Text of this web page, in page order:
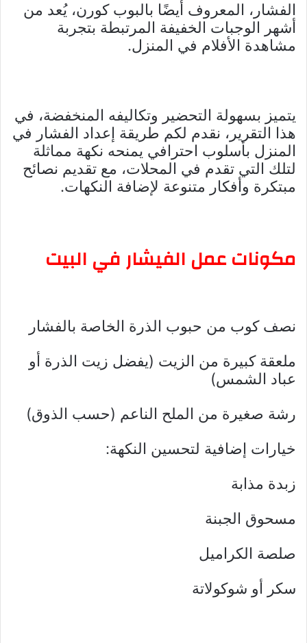
الفشار، المعروف أيضًا بالبوب كورن، يُعد من
أشهر الوجبات الخفيفة المرتبطة بتجربة
مشاهدة الأفلام في المنزل.
يتميز بسهولة التحضير وتكاليفه المنخفضة، في
هذا التقرير، نقدم لكم طريقة إعداد الفشار في
المنزل بأسلوب احترافي يمنحه نكهة مماثلة
لتلك التي تقدم في المحلات، مع تقديم نصائح
مبتكرة وأفكار متنوعة لإضافة النكهات.
مكونات عمل الفيشار في البيت
نصف كوب من حبوب الذرة الخاصة بالفشار
ملعقة كبيرة من الزيت (يفضل زيت الذرة أو
عباد الشمس)
رشة صغيرة من الملح الناعم (حسب الذوق)
خيارات إضافية لتحسين النكهة:
زبدة مذابة
مسحوق الجبنة
صلصة الكراميل
سكر أو شوكولاتة